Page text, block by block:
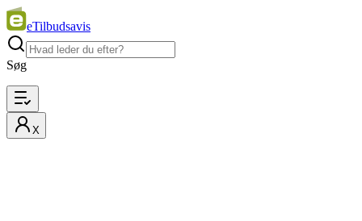
eTilbudsavis
Søg
X